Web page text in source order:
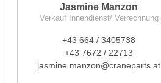
Jasmine Manzon
Verkauf Innendienst/ Verrechnung
+43 664 / 3405738
+43 7672 / 22713
jasmine.manzon@craneparts.at